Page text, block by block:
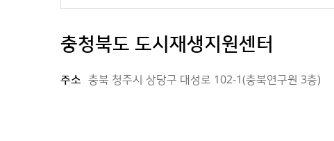
충청북도 도시재생지원센터
주소 충북 청주시 상당구 대성로 102-1(충북연구원 3층)